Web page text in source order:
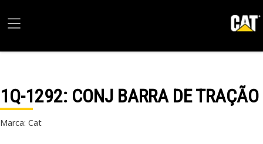
1Q-1292: CONJ BARRA DE TRAÇÃO
Marca: Cat